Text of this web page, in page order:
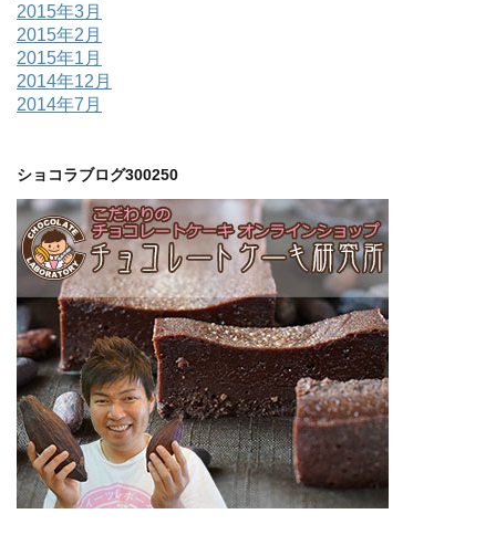
2015年3月
2015年2月
2015年1月
2014年12月
2014年7月
ショコラブログ300250